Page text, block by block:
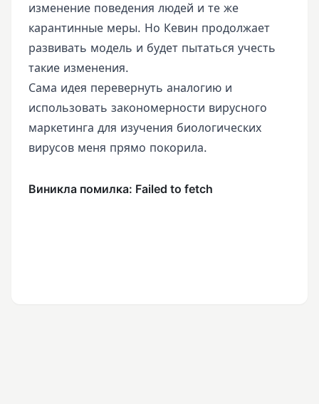
изменение поведения людей и те же
карантинные меры. Но Кевин продолжает
развивать модель и будет пытаться учесть
такие изменения.
Сама идея перевернуть аналогию и
использовать закономерности вирусного
маркетинга для изучения биологических
вирусов меня прямо покорила.